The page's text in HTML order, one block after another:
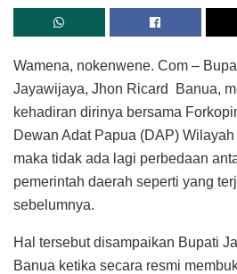
Wamena, nokenwene. Com –
Jayawijaya, Jhon Ricard Banua,
kehadiran dirinya bersama
Dewan Adat Papua (DAP)
maka tidak ada lagi perbedaan
pemerintah daerah seperti yang
sebelumnya.
Hal tersebut disampaikan Bupati
Banua ketika secara resmi